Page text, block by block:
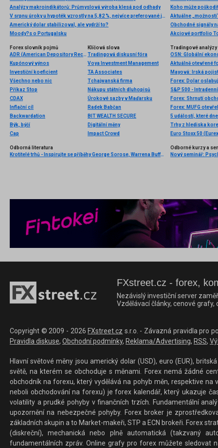
Analýzy makroindikátorů: Průmyslová výroba klesá pod odhady
V srpnu úroky u hypoték vzrostly na 5,82 %, nejvíce preferované jsou stále pětileté fixace sazeb
Americký dolar stabilizoval, ale vydrží to?
Moody?s o Portugalsku
Koho může
Aktuálne
Forex slovník pojmů
ADR (American Depository Receipt)
Kupónový výnos
Investiční koeficient
Všechno nebo nic
Příkaz Stop
CDAX
Inflační cíl
Backwardation
Býk, býčí
Cap
Klíčová slova
Tradingová diskusní fóra
Voya Investment Management
TA Associates
Tchajwanská firma
Nákupu státních dluhopisů
Úrokové sazby v Maďarsku
Radek Babčan
BIT WEALTH SECURE
Digitální měny
Impact Crowd
Tradingové analýzy
Aktuálně otevřené
S&P 500 -
Forex: Shrnutí
Forex: MUFG
5 událostí, které
Trhy z hlediska
Euro Stoxx 50
Odborná literatura
Krotitelé trhů - Inspirujte se příběhy George Sorose, Warrena Buffetta a Paula Volckera
Odborné kurzy a
FXstreet.cz - forex,
Nezávislý investiční server
Vzdělávací články, cenové
Copyright © 2009 - 2026 FXstreet.cz s.r.o. - Závazná pravidla pro
Pravidla diskuse, Obchodní podmínky, Reklama/Advertising, RSS,
Hlavní světové měny jsou americký dolar (USD), euro (EUR),
světě, na kterém se obchoduje s měnami. Forex nemá žádné
obchodník na forexu, který vydělává na pohyb měn, respektive
neboli obchodování na forexu) je forex kalendář, který ukazuje
volatility a prudké pohyby v finančních trzích. Fundamentální
upozornění na nebezpečné pohyby. Forex broker je
základních skupin a to Market-makeři, STP a ECN brokeři. Forex
(diskreční), mechanická nebo plně automatická (takzvaný
fundamentálních zpráv. Online grafy pro forex můžete sledovat